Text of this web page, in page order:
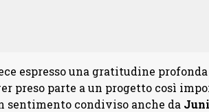
espresso una gratitudine
preso parte a un progetto così
sentimento condiviso anche da